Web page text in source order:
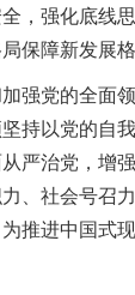
，强化底线
保障新发展格
党的全面领
持以党的自
严治党，增
、社会号召
推进中国式